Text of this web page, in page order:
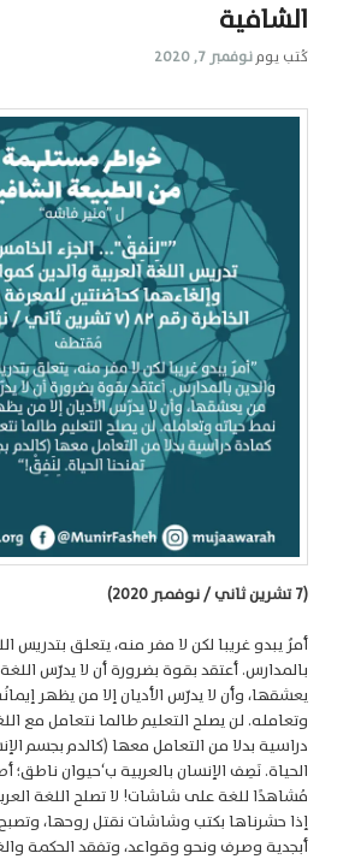
الشافية
كُتب يومنوفمبر 7, 2020
(7 تشرين ثاني / نوفمبر 2020)
أمرٌ يبدو غريبا لكن لا مفر منه، يتعلق بتدريس
بالمدارس. أعتقد بقوة بضرورة أن لا يدرّس اللغة
يعشقها، وأن لا يدرّس الأديان إلا من يظهر
وتعامله. لن يصلح التعليم طالما نتعامل مع
دراسية بدلا من التعامل معها (كالدم بجسم
الحياة. نَصِف الإنسان بالعربية ب‘حيوان ناطق؛
مُشاهدًا للغة على شاشات! لا تصلح اللغة
إذا حشرناها بكتب وشاشات نقتل روحها،
أبجدية وصرف ونحو وقواعد، وتفقد الحكمة